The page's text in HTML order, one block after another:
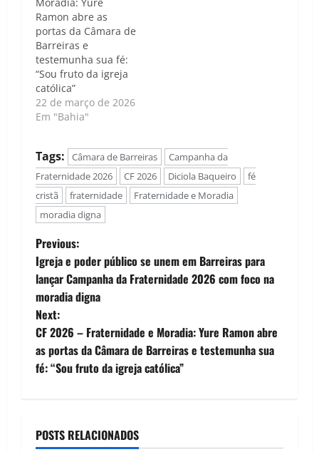
Ramon abre as
portas da Câmara de
Barreiras e
testemunha sua fé:
“Sou fruto da igreja
católica”
22 de março de 2026
Em "Bahia"
Tags: Câmara de Barreiras
Campanha da
Fraternidade 2026
CF 2026 Diciola Baqueiro
fé
cristã
fraternidade
Fraternidade e Moradia
moradia digna
P
o
s
t
n
v
Previous:
Igreja e poder público se unem em Barreiras para
lançar Campanha da Fraternidade 2026 com foco na
moradia digna
Next:
CF 2026 – Fraternidade e Moradia: Yure Ramon abre
as portas da Câmara de Barreiras e testemunha sua
fé: “Sou fruto da igreja católica”
POSTS RELACIONADOS